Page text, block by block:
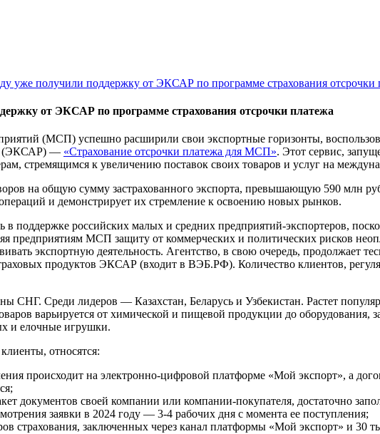
уже получили поддержку от ЭКСАР по программе страхования отсрочки
от ЭКСАР по программе страхования отсрочки платежа
(МСП) успешно расширили свои экспортные горизонты,
(ЭКСАР) — «Страхование отсрочки платежа для МСП». Этот сервис,
стремящимся к увеличению поставок своих товаров и услуг на
на общую сумму застрахованного экспорта, превышающую 590 млн
и демонстрирует их стремление к освоению новых рынков.
в поддержке российских малых и средних предприятий-экспортеров,
предприятиям МСП защиту от коммерческих и политических рисков
экспортную деятельность. Агентство, в свою очередь, продолжает
продуктов ЭКСАР (входит в ВЭБ.РФ). Количество клиентов,
Среди лидеров — Казахстан, Беларусь и Узбекистан. Растет
варьируется от химической и пищевой продукции до оборудования,
и елочные игрушки.
относятся:
происходит на электронно-цифровой платформе «Мой экспорт», а
документов своей компании или компании-покупателя, достаточно
заявки в 2024 году — 3-4 рабочих дня с момента ее поступления;
страхования, заключенных через канал платформы «Мой экспорт» и 30